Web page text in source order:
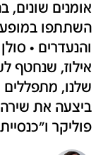
אומנים שונים,
השתתפו
והנעדרים •
אילוז, שנחטף
שלנו,
ביצעה את
פוליקר